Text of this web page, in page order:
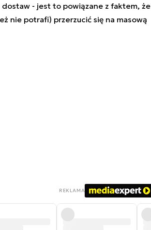
- jest to powiązane z faktem, że
nie potrafi) przerzucić się na masową
REKLAMA